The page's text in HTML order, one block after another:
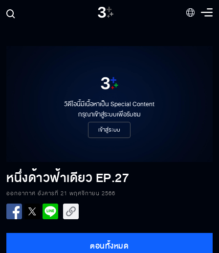
วิดีโอนี้มีเนื้อหาเป็น Special Content
กรุณาเข้าสู่ระบบเพื่อรับชม
เข้าสู่ระบบ
หนึ่งด้าวฟ้าเดียว EP.27
ออกอากาศ อังคารที่ 21 พฤศจิกายน 2566
ตอนทั้งหมด